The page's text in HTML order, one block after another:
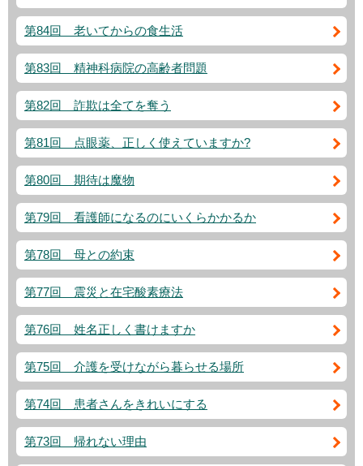
第84回 老いてからの食生活
第83回 精神科病院の高齢者問題
第82回 詐欺は全てを奪う
第81回 点眼薬、正しく使えていますか?
第80回 期待は魔物
第79回 看護師になるのにいくらかかるか
第78回 母との約束
第77回 震災と在宅酸素療法
第76回 姓名正しく書けますか
第75回 介護を受けながら暮らせる場所
第74回 患者さんをきれいにする
第73回 帰れない理由